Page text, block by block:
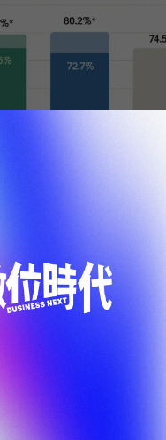
、OSWorld 61.4%，
型在「sycophancy